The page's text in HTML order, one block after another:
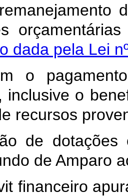
dada pela Lei
o
inclusive o
recursos
de dotações
de Amparo
financeiro